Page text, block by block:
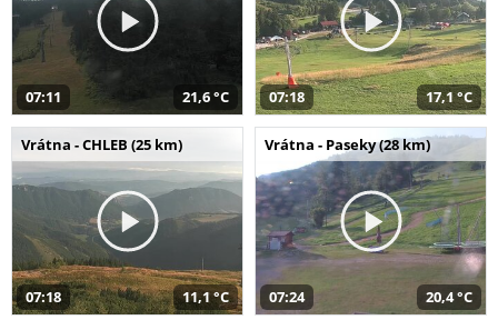
07:11 21,6 °C 07:18 17,1 °C
Vrátna - CHLEB (25 km)
07:18 11,1 °C
Vrátna - Paseky (28 km)
07:24 20,4 °C